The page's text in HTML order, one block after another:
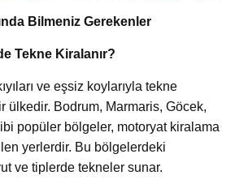
Bilmeniz Gerekenler
Tekne Kiralanır?
ve eşsiz koylarıyla tekne
ülkedir. Bodrum, Marmaris, Göcek,
popüler bölgeler, motoryat kiralama
yerlerdir. Bu bölgelerdeki
ve tiplerde tekneler sunar.